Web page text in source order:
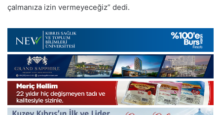
çalmanıza izin vermeyeceğiz” dedi.